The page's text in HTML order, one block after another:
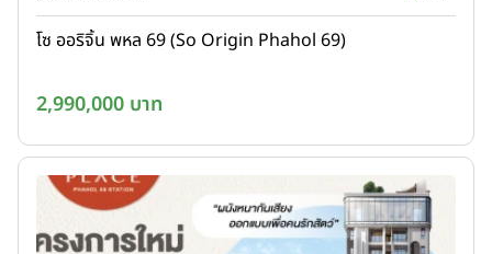
โซ ออริจิ้น พหล 69 (So Origin Phahol 69)
2,990,000 บาท